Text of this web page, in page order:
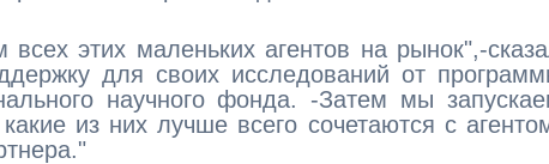
этих маленьких агентов на рынок",-
для своих исследований от
научного фонда. -Затем мы
из них лучше всего сочетаются с